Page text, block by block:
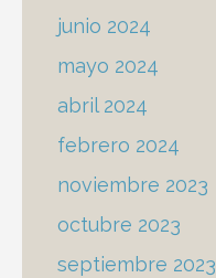
junio 2024
mayo 2024
abril 2024
febrero 2024
noviembre 2023
octubre 2023
septiembre 2023